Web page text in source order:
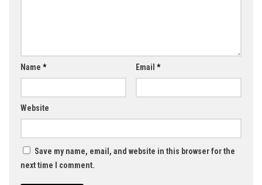
Name * Email *
Website
Save my name, email, and website in this browser for the
next time I comment.